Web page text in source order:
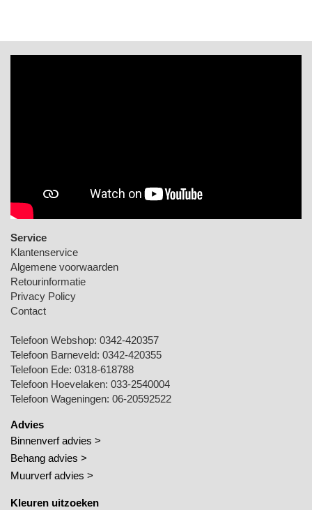
Service
Klantenservice
Algemene voorwaarden
Retourinformatie
Privacy Policy
Contact
Telefoon Webshop: 0342-420357
Telefoon Barneveld: 0342-420355
Telefoon Ede: 0318-618788
Telefoon Hoevelaken: 033-2540004
Telefoon Wageningen: 06-20592522
Advies
Binnenverf advies >
Behang advies >
Muurverf advies >
Kleuren uitzoeken